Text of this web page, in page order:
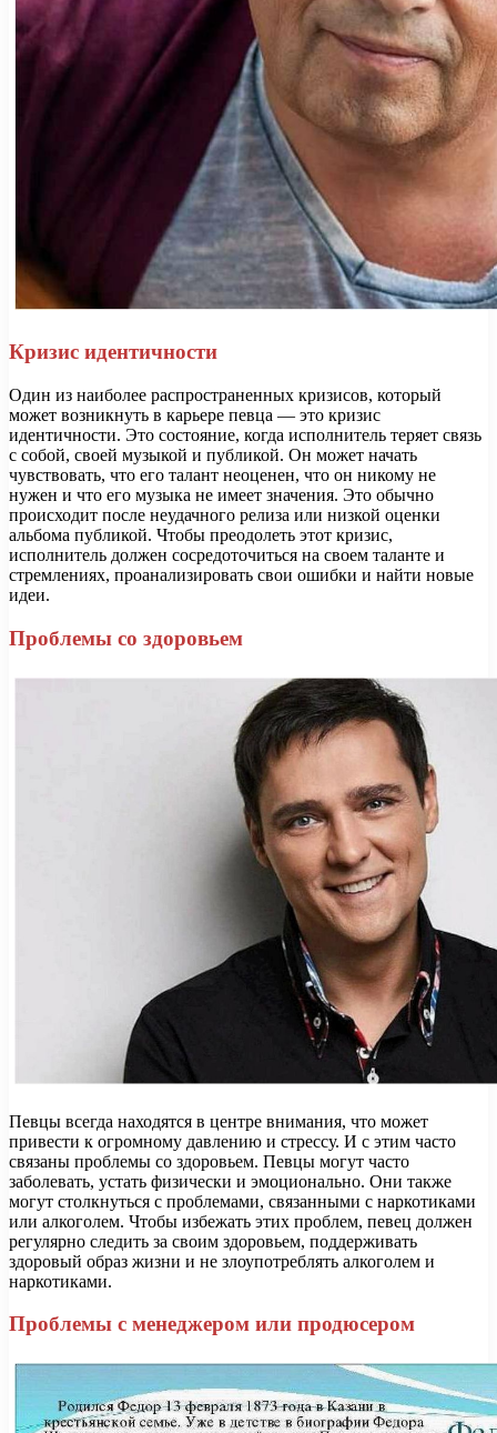
Кризис идентичности
Один из наиболее распространенных кризисов, который
может возникнуть в карьере певца — это кризис
идентичности. Это состояние, когда исполнитель теряет связь
с собой, своей музыкой и публикой. Он может начать
чувствовать, что его талант неоценен, что он никому не
нужен и что его музыка не имеет значения. Это обычно
происходит после неудачного релиза или низкой оценки
альбома публикой. Чтобы преодолеть этот кризис,
исполнитель должен сосредоточиться на своем таланте и
стремлениях, проанализировать свои ошибки и найти новые
идеи.
Проблемы со здоровьем
Певцы всегда находятся в центре внимания, что может
привести к огромному давлению и стрессу. И с этим часто
связаны проблемы со здоровьем. Певцы могут часто
заболевать, устать физически и эмоционально. Они также
могут столкнуться с проблемами, связанными с наркотиками
или алкоголем. Чтобы избежать этих проблем, певец должен
регулярно следить за своим здоровьем, поддерживать
здоровый образ жизни и не злоупотреблять алкоголем и
наркотиками.
Проблемы с менеджером или продюсером